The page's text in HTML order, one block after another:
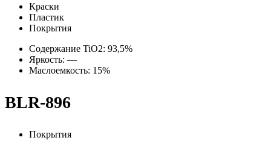
Краски
Пластик
Покрытия
Содержание TiO2: 93,5%
Яркость: —
Маслоемкость: 15%
BLR-896
Покрытия